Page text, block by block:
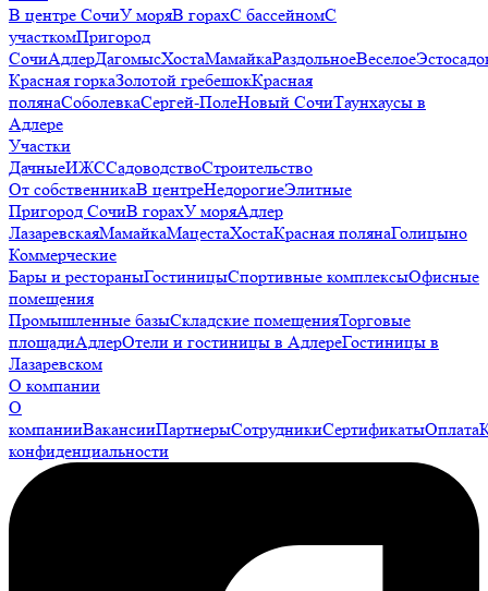
В центре СочиУ моряВ горахС бассейномС
участкомПригород
СочиАдлерДагомысХостаМамайкаРаздольноеВеселое
Красная горкаЗолотой гребешокКрасная
полянаСоболевкаСергей-ПолеНовый СочиТаунхаусы в
Адлере
Участки
ДачныеИЖССадоводствоСтроительство
От собственникаВ центреНедорогиеЭлитные
Пригород СочиВ горахУ моряАдлер
ЛазаревскаяМамайкаМацестаХостаКрасная полянаГолицыно
Коммерческие
Бары и рестораныГостиницыСпортивные комплексыОфисные
помещения
Промышленные базыСкладские помещенияТорговые
площадиАдлерОтели и гостиницы в АдлереГостиницы в
Лазаревском
О компании
О
компанииВакансииПартнерыСотрудникиСертификатыОплата
конфиденциальности